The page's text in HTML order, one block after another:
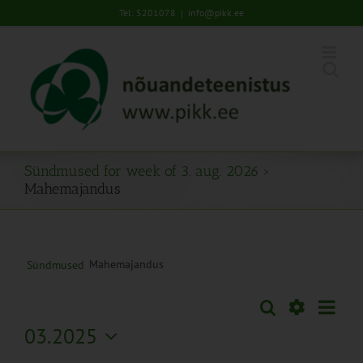
to
Tel: 5201078 | info@pikk.ee
Sündmused for week of 3. aug. 2026 ›
Mahemajandus
Sündmused Mahemajandus
Sündmused
Otsi Nädal
03.2025